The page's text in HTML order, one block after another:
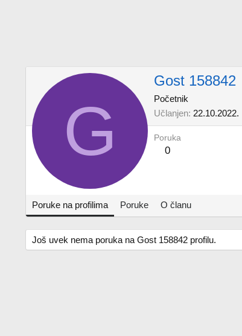
G
Gost 158842
Početnik
Učlanjen 22.10.2022.
Poruka
0
Poruke na profilima Poruke O članu
Još uvek nema poruka na Gost 158842 profilu.